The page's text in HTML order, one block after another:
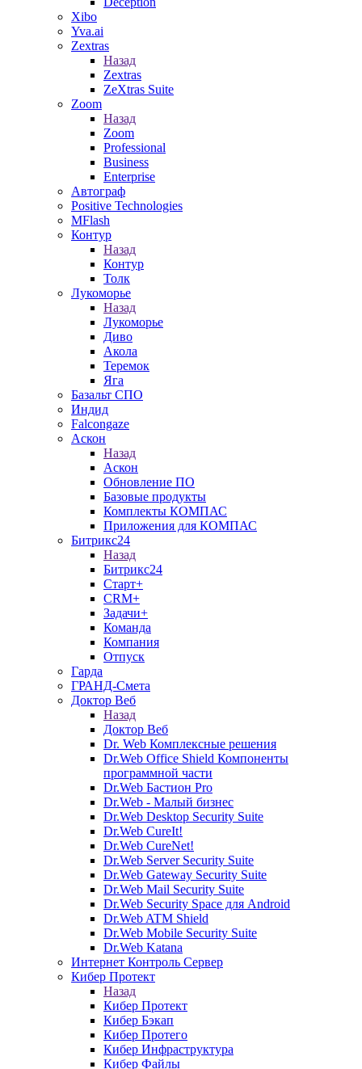
Xibo
Yva.ai
Zextras
Назад
Zextras
ZeXtras Suite
Zoom
Назад
Zoom
Professional
Business
Enterprise
Автограф
Positive Technologies
MFlash
Контур
Назад
Контур
Толк
Лукоморье
Назад
Лукоморье
Диво
Акола
Теремок
Яга
Базальт СПО
Индид
Falcongaze
Аскон
Назад
Аскон
Обновление ПО
Базовые продукты
Комплекты КОМПАС
Приложения для КОМПАС
Битрикс24
Назад
Битрикс24
Старт+
CRM+
Задачи+
Команда
Компания
Отпуск
Гарда
ГРАНД-Смета
Доктор Веб
Назад
Доктор Веб
Dr. Web Комплексные решения
Dr.Web Office Shield Компоненты
программной части
Dr.Web Бастион Pro
Dr.Web - Малый бизнес
Dr.Web Desktop Security Suite
Dr.Web CureIt!
Dr.Web CureNet!
Dr.Web Server Security Suite
Dr.Web Gateway Security Suite
Dr.Web Mail Security Suite
Dr.Web Security Space для Android
Dr.Web ATM Shield
Dr.Web Mobile Security Suite
Dr.Web Katana
Интернет Контроль Сервер
Кибер Протект
Назад
Кибер Протект
Кибер Бэкап
Кибер Протего
Кибер Инфраструктура
Кибер Файлы